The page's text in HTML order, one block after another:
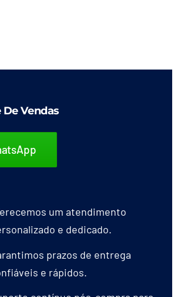
De Vendas
um atendimento
e dedicado.
prazos de entrega
e rápidos.